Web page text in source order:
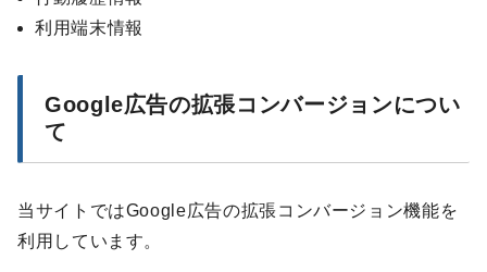
利用端末情報
Google広告の拡張コンバージョンについ
て
当サイトではGoogle広告の拡張コンバージョン機能を
利用しています。